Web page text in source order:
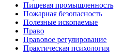
Пищевая промышленность
Пожарная безопасность
Полезные ископаемые
Право
Правовое регулирование
Практическая психология